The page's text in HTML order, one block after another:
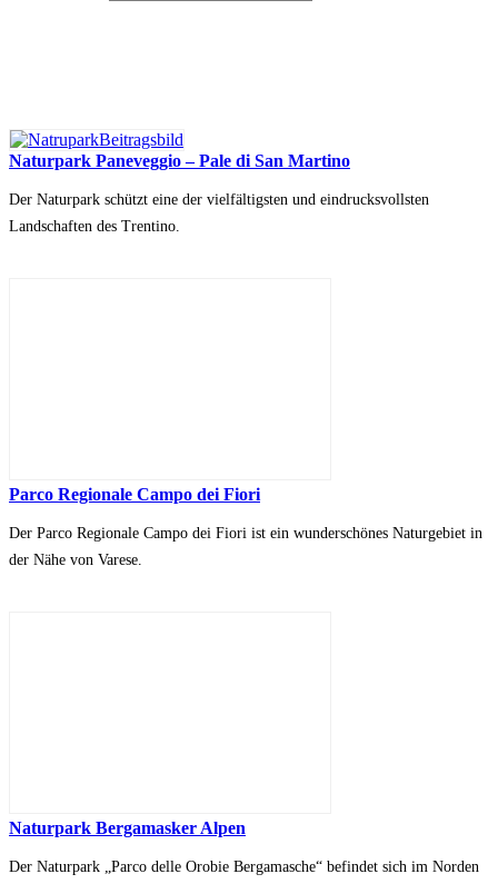
Naturpark Paneveggio – Pale di San Martino
Der Naturpark schützt eine der vielfältigsten und eindrucksvollsten
Landschaften des Trentino.
Parco Regionale Campo dei Fiori
Der Parco Regionale Campo dei Fiori ist ein wunderschönes Naturgebiet in
der Nähe von Varese.
Naturpark Bergamasker Alpen
Der Naturpark „Parco delle Orobie Bergamasche“ befindet sich im Norden